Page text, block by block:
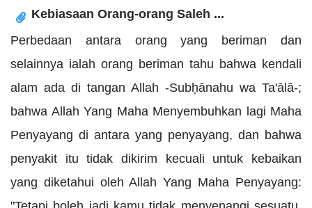
Kebiasaan Orang-orang Saleh ...
Perbedaan antara orang yang beriman dan
selainnya ialah orang beriman tahu bahwa kendali
alam ada di tangan Allah -Subḥānahu wa Ta'ālā-;
bahwa Allah Yang Maha Menyembuhkan lagi Maha
Penyayang di antara yang penyayang, dan bahwa
penyakit itu tidak dikirim kecuali untuk kebaikan
yang diketahui oleh Allah Yang Maha Penyayang: